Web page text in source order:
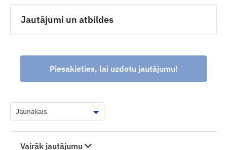
Jautājumi un atbildes
Piesakieties, lai uzdotu jautājumu!
Vairāk jautājumu